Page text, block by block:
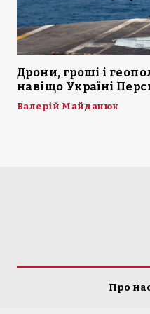
Дрони, гроші і
навіщо Україні
Валерій Майданюк
Про